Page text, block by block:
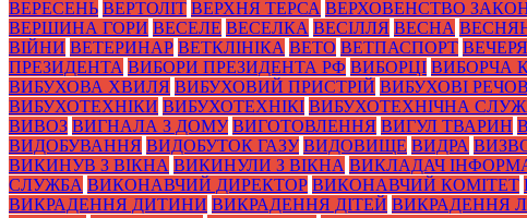
ВЕРЕСЕНЬ ВЕРТОЛІТ ВЕРХНЯ ТЕРСА ВЕРХОВЕНСТВО
ВЕРШИНА ГОРИ ВЕСЕЛЕ ВЕСЕЛКА ВЕСІЛЛЯ ВЕСНА
ВІЙНИ ВЕТЕРИНАР ВЕТКЛІНІКА ВЕТО ВЕТПАСПОРТ ВЕЧЕРЯ
ПРЕЗИДЕНТА ВИБОРИ ПРЕЗИДЕНТА РФ ВИБОРЦІ ВИБОРЧА
ВИБУХОВА ХВИЛЯ ВИБУХОВИЙ ПРИСТРІЙ ВИБУХОВІ
ВИБУХОТЕХНІКИ ВИБУХОТЕХНІКІ ВИБУХОТЕХНІЧНА
ВИВОЗ ВИГНАЛА З ДОМУ ВИГОТОВЛЕННЯ ВИГУЛ ТВАРИН
ВИДОБУВАННЯ ВИДОБУТОК ГАЗУ ВИДОВИЩЕ ВИДРА
ВИКИНУВ З ВІКНА ВИКИНУЛИ З ВІКНА ВИКЛАДАЧ
СЛУЖБА ВИКОНАВЧИЙ ДИРЕКТОР ВИКОНАВЧИЙ КОМІТЕТ
ВИКРАДЕННЯ ДИТИНИ ВИКРАДЕННЯ ДІТЕЙ ВИКРАДЕННЯ